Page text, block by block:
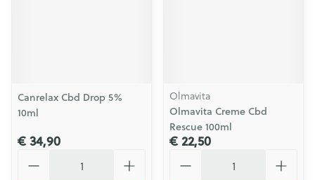
Canrelax Cbd Drop 5%
10ml
€ 34,90
Olmavita
Olmavita Creme Cbd
Rescue 100ml
€ 22,50